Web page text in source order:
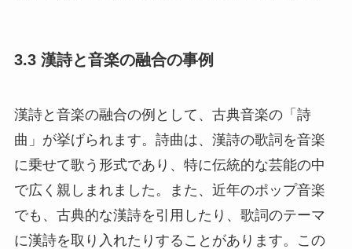
3.3 漢詩と音楽の融合の事例
漢詩と音楽の融合の例として、古典音楽の「詩
曲」が挙げられます。詩曲は、漢詩の歌詞を音楽
に乗せて歌う形式であり、特に伝統的な芸能の中
で広く親しまれました。また、近年のポップ音楽
でも、古典的な漢詩を引用したり、歌詞のテーマ
に漢詩を取り入れたりすることがあります。この